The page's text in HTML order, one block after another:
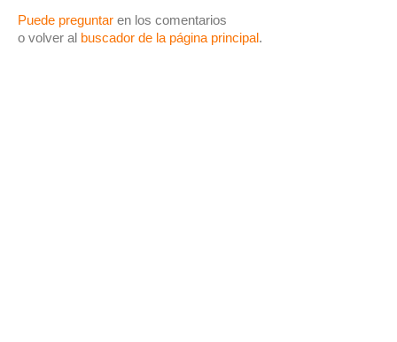
Puede preguntar en los comentarios
o volver al buscador de la página principal.